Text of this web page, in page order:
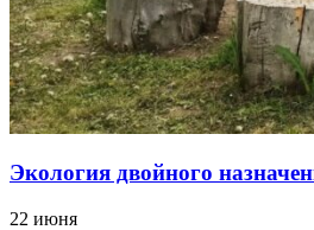
Экология двойного
22 июня